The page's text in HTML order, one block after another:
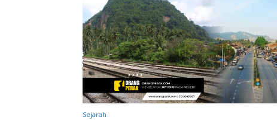
Sejarah